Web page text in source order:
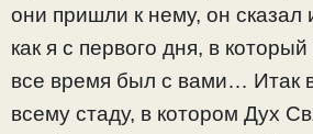
они пришли к нему, он сказал
как я с первого дня, в
все время был с вами… Итак
всему стаду, в котором Дух